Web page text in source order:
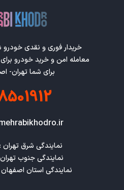
خریدار فوری و نقدی
معامله امن و خرید خودرو
برای شما تهران-
نمایندگی استان اصفهان :